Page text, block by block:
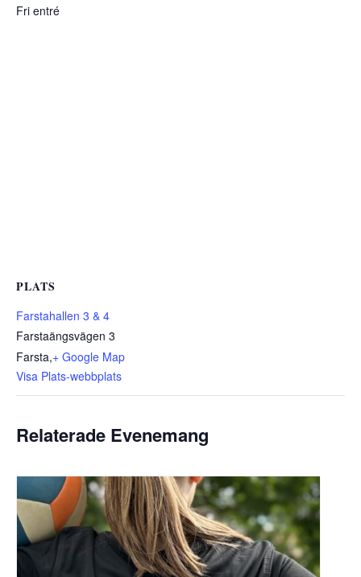
Fri entré
PLATS
Farstahallen 3 & 4
Farstaängsvägen 3
Farsta,+ Google Map
Visa Plats-webbplats
Relaterade Evenemang